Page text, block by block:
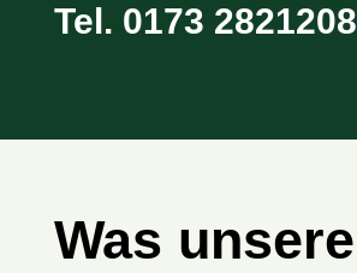
Tel. 0173 2821208
Was unsere